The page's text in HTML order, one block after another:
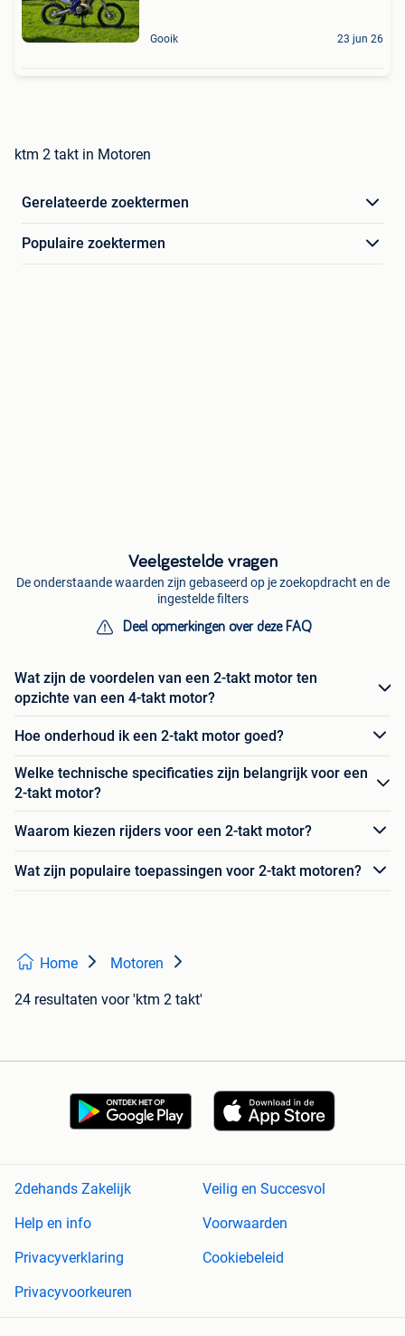
Gooik 23 jun 26
ktm 2 takt in Motoren
Gerelateerde zoektermen
Populaire zoektermen
Veelgestelde vragen
De onderstaande waarden zijn gebaseerd op je zoekopdracht en de
ingestelde filters
Deel opmerkingen over deze FAQ
Wat zijn de voordelen van een 2-takt motor ten
opzichte van een 4-takt motor?
Hoe onderhoud ik een 2-takt motor goed?
Welke technische specificaties zijn belangrijk voor een
2-takt motor?
Waarom kiezen rijders voor een 2-takt motor?
Wat zijn populaire toepassingen voor 2-takt motoren?
Home Motoren
24 resultaten voor 'ktm 2 takt'
2dehands Zakelijk
Veilig en Succesvol
Help en info
Voorwaarden
Privacyverklaring
Cookiebeleid
Privacyvoorkeuren